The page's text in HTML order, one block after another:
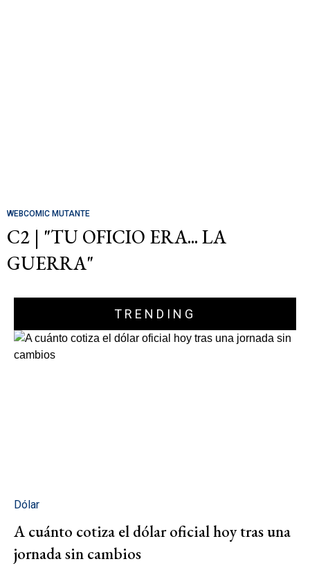
WEBCOMIC MUTANTE
C2 | "TU OFICIO ERA... LA
GUERRA"
TRENDING
Dólar
A cuánto cotiza el dólar oficial hoy tras una
jornada sin cambios